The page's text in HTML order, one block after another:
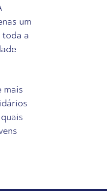
um
a
mais